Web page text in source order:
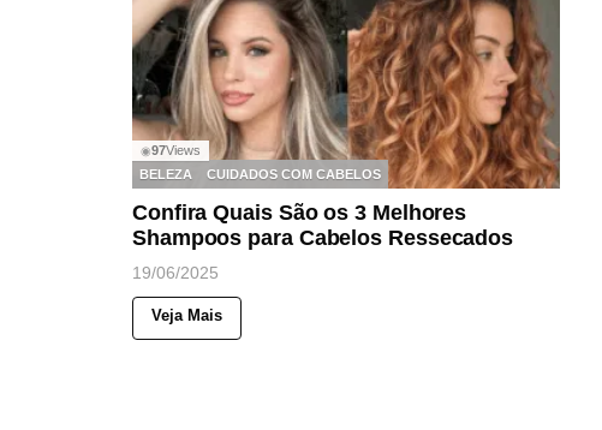
◉97Views
BELEZA
CUIDADOS COM CABELOS
Confira Quais São os 3 Melhores
Shampoos para Cabelos Ressecados
19/06/2025
Veja Mais